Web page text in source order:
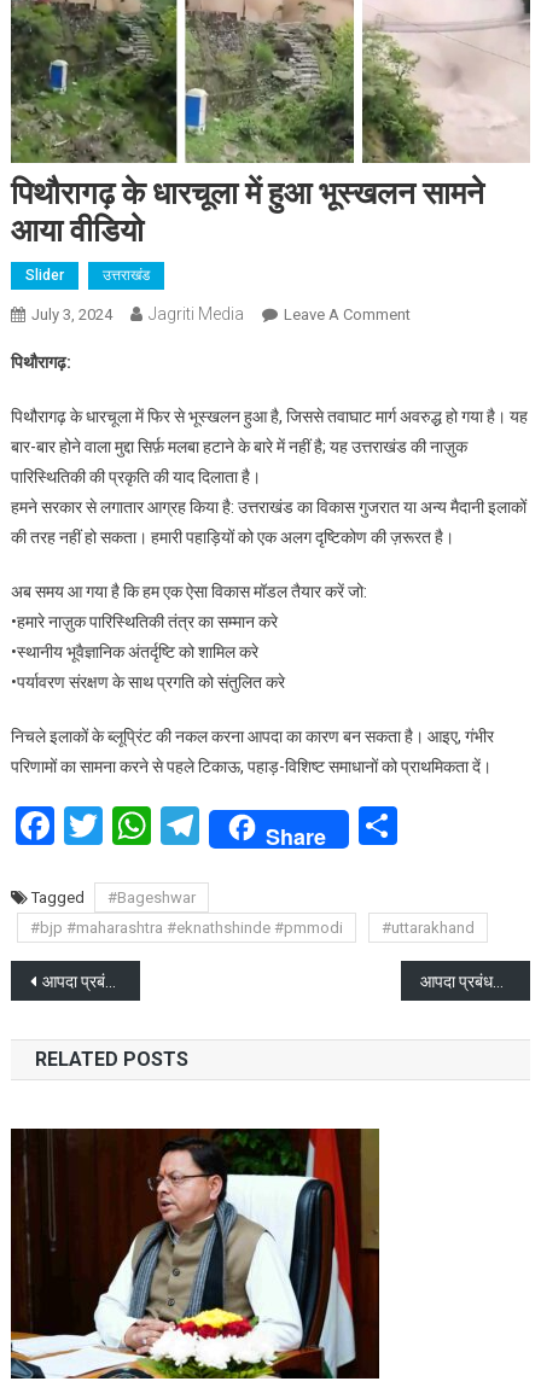
पिथौरागढ़ के धारचूला में हुआ भूस्खलन सामने
आया वीडियो
Slider उत्तराखंड
July 3, 2024 Jagriti Media Leave A CommentOn
में
हुआ
सामने
आया
पिथौरागढ़:
पिथौरागढ़ के धारचूला में फिर से भूस्खलन हुआ है, जिससे तवाघाट मार्ग अवरुद्ध हो गया है। यह
बार-बार होने वाला मुद्दा सिर्फ़ मलबा हटाने के बारे में नहीं है; यह उत्तराखंड की नाज़ुक
पारिस्थितिकी की प्रकृति की याद दिलाता है।
हमने सरकार से लगातार आग्रह किया है: उत्तराखंड का विकास गुजरात या अन्य मैदानी इलाकों
की तरह नहीं हो सकता। हमारी पहाड़ियों को एक अलग दृष्टिकोण की ज़रूरत है।
अब समय आ गया है कि हम एक ऐसा विकास मॉडल तैयार करें जो:
•हमारे नाज़ुक पारिस्थितिकी तंत्र का सम्मान करे
•स्थानीय भूवैज्ञानिक अंतर्दृष्टि को शामिल करे
•पर्यावरण संरक्षण के साथ प्रगति को संतुलित करे
निचले इलाकों के ब्लूप्रिंट की नकल करना आपदा का कारण बन सकता है। आइए, गंभीर
परिणामों का सामना करने से पहले टिकाऊ, पहाड़-विशिष्ट समाधानों को प्राथमिकता दें।
Facebook
Twitter
WhatsApp
Telegram
Share Share
Tagged
#Bageshwar
#bjp #maharashtra #eknathshinde #pmmodi
#uttarakhand
Post
navigation
आपदा प्रबंधन के कंट्रोल रूम में चाक-चौबंद रहें व्यवस्थाएं-रूहेला आपदा प्रबंधन सचिव बने विनोद कुमार सुमन, अधिकारियों को दिए सख्त निर्देश
RELATED POSTS